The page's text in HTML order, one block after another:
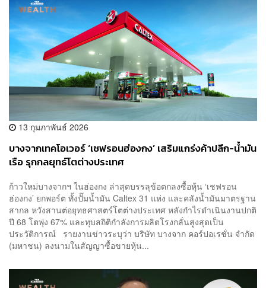
13 กุมภาพันธ์ 2026
บางจากเทคโอเวอร์ ‘เชฟรอนฮ่องกง’ เสริมแกร่งค้าปลีก-น้ำมัน
เรือ รุกกลยุทธ์โตต่างประเทศ
ก้าวใหม่บางจากฯ ในฮ่องกง ล่าสุดบรรลุข้อตกลงซื้อหุ้น ‘เชฟรอน
ฮ่องกง’ ยกพอร์ต ทั้งปั๊มน้ำมัน Caltex 31 แห่ง และคลังน้ำมันมาตรฐาน
สากล หวังสานต่อยุทธศาสตร์โตต่างประเทศ หลังกำไรดำเนินงานปกติ
ปี 68 โตพุ่ง 67% และทุบสถิติกำลังการผลิตโรงกลั่นสูงสุดเป็น
ประวัติการณ์ รายงานข่าวระบุว่า บริษัท บางจาก คอร์ปอเรชั่น จำกัด
(มหาชน) ลงนามในสัญญาซื้อขายหุ้น...